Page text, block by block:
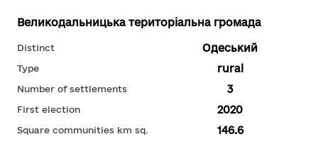
Великодальницька територіальна громада
Distinct Одеський
Type rural
Number of settlements 3
First election 2020
Square communities km sq. 146.6